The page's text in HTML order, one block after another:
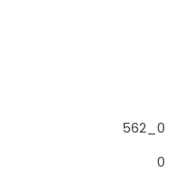
562_0
0